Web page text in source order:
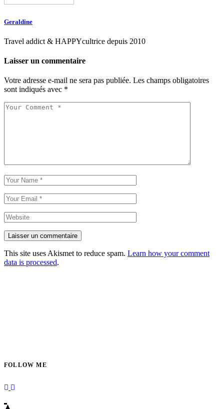
Geraldine
Travel addict & HAPPYcultrice depuis 2010
Laisser un commentaire
Votre adresse e-mail ne sera pas publiée. Les champs obligatoires
sont indiqués avec *
Laisser un commentaire
This site uses Akismet to reduce spam. Learn how your comment
data is processed.
FOLLOW ME